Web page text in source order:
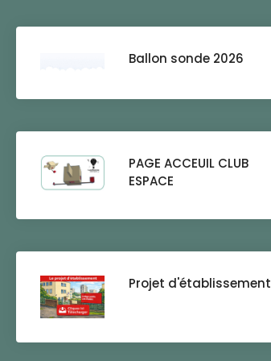
Ballon sonde 2026
PAGE ACCEUIL CLUB
ESPACE
Projet d'établissement